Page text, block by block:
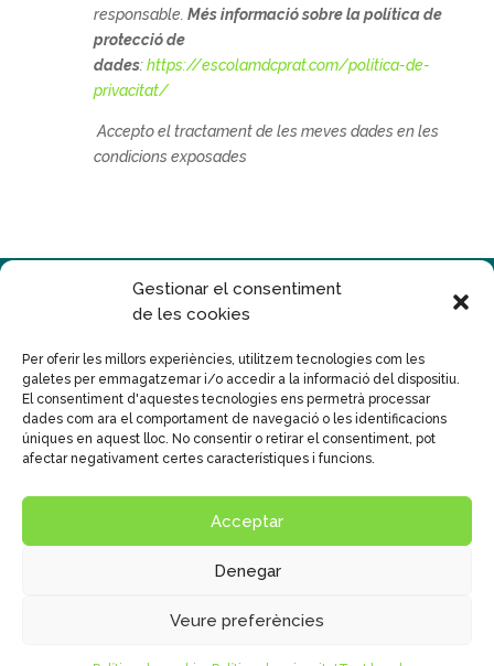
Gestionar el consentiment
de les cookies
Per oferir les millors experiències, utilitzem tecnologies com les
galetes per emmagatzemar i/o accedir a la informació del dispositiu.
El consentiment d'aquestes tecnologies ens permetrà processar
dades com ara el comportament de navegació o les identificacions
úniques en aquest lloc. No consentir o retirar el consentiment, pot
afectar negativament certes característiques i funcions.
Acceptar
Denegar
Veure preferències
responsable.Més informació sobre la política de
protecció de
dades:https://escolamdcprat.com/politica-de-
privacitat/
Accepto el tractament de les meves dades en les
condicions exposades
DissenyPublicidad Tecna, S.L.
© Col•legi Mare de Déu del Carme
Text legal|Políticas de Privacitat|Cookies
Política general SIIF
Canal de Protecció al menor